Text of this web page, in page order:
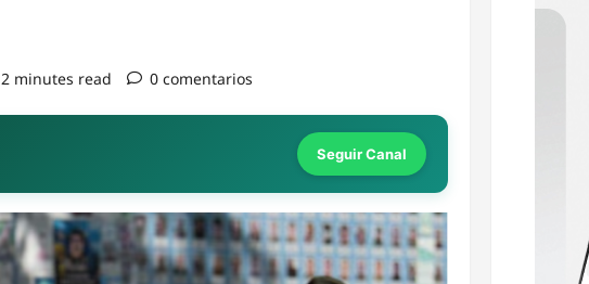
2 minutes read 0 comentarios
Seguir Canal